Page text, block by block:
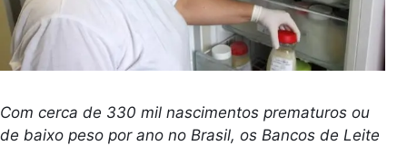
Com cerca de 330 mil nascimentos prematuros ou
de baixo peso por ano no Brasil, os Bancos de Leite